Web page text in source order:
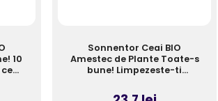
10
Sonnentor Ceai BIO
Amestec de Plante Toate-s
bune! Limpezeste-ti